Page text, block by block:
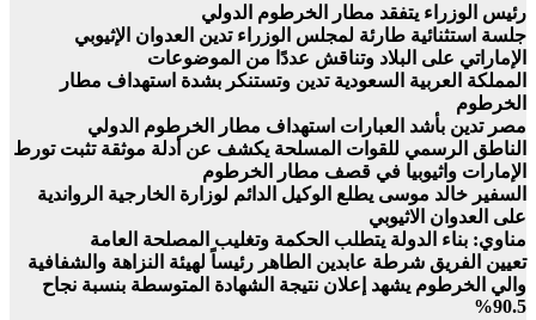
رئيس الوزراء يتفقد مطار الخرطوم الدولي
جلسة استثنائية طارئة لمجلس الوزراء تدين العدوان الإثيوبي
الإماراتي على البلاد وتناقش عددًا من الموضوعات
المملكة العربية السعودية تدين وتستنكر بشدة استهداف مطار
الخرطوم
مصر تدين بأشد العبارات استهداف مطار الخرطوم الدولي
الناطق الرسمي للقوات المسلحة يكشف عن أدلة موثقة تثبت تورط
الإمارات واثيوبيا في قصف مطار الخرطوم
السفير خالد موسى يطلع الوكيل الدائم لوزارة الخارجية الرواندية
على العدوان الاثيوبي
مناوي: بناء الدولة يتطلب الحكمة وتغليب المصلحة العامة
تعيين الفريق شرطة عابدين الطاهر رئيساً لهيئة النزاهة والشفافية
والي الخرطوم يشهد إعلان نتيجة الشهادة المتوسطة بنسبة نجاح
90.5%